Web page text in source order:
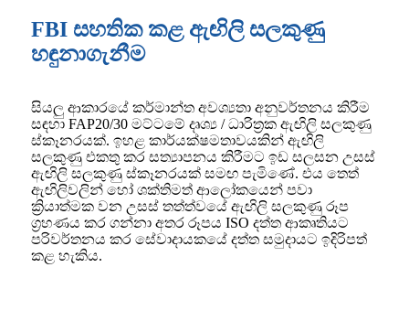
FBI සහතික කළ ඇඟිලි සලකුණු
හඳුනාගැනීම
සියලු ආකාරයේ කර්මාන්ත අවශ්‍යතා අනුවර්තනය කිරීම
සඳහා FAP20/30 මට්ටමේ දෘශ්‍ය / ධාරිත්‍රක ඇඟිලි සලකුණු
ස්කෑනරයක්. ඉහළ කාර්යක්ෂමතාවයකින් ඇඟිලි
සලකුණු එකතු කර සත්‍යාපනය කිරීමට ඉඩ සලසන උසස්
ඇඟිලි සලකුණු ස්කෑනරයක් සමඟ පැමිණේ. එය තෙත්
ඇඟිලිවලින් හෝ ශක්තිමත් ආලෝකයෙන් පවා
ක්‍රියාත්මක වන උසස් තත්ත්වයේ ඇඟිලි සලකුණු රූප
ග්‍රහණය කර ගන්නා අතර රූපය ISO දත්ත ආකෘතියට
පරිවර්තනය කර සේවාදායකයේ දත්ත සමුදායට ඉදිරිපත්
කළ හැකිය.